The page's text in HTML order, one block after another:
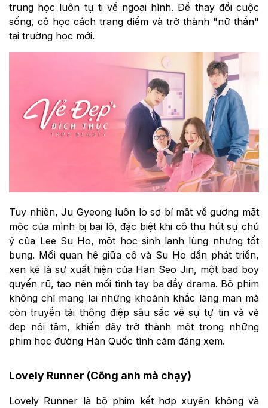
trung học luôn tự ti về ngoại hình. Để thay đổi cuộc
sống, cô học cách trang điểm và trở thành "nữ thần"
tại trường học mới.
Tuy nhiên, Ju Gyeong luôn lo sợ bí mật về gương mặt
mộc của mình bị bại lộ, đặc biệt khi cô thu hút sự chú
ý của Lee Su Ho, một học sinh lạnh lùng nhưng tốt
bụng. Mối quan hệ giữa cô và Su Ho dần phát triển,
xen kẽ là sự xuất hiện của Han Seo Jin, một bad boy
quyến rũ, tạo nên mối tình tay ba đầy drama. Bộ phim
không chỉ mang lại những khoảnh khắc lãng mạn mà
còn truyền tải thông điệp sâu sắc về sự tự tin và vẻ
đẹp nội tâm, khiến đây trở thành một trong những
phim học đường Hàn Quốc tình cảm đáng xem.
Lovely Runner (Cõng anh mà chạy)
Lovely Runner là bộ phim kết hợp xuyên không và